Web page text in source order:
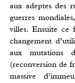
aux adeptes des
guerres
villes. Ensuite ce
changement
aux mutations
(reconversion de
massive